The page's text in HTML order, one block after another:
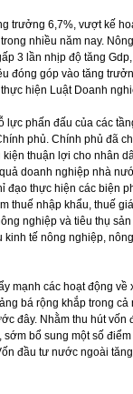
trưởng 6,7%, vượt kế
nhiều năm nay.
3 lần nhịp độ tăng
đóng góp vào tăng
hiện Luật Doanh
phấn đấu của các
phủ. Chính phủ đã
thuận lợi cho nhân
doanh nghiệp nhà
đạo thực hiện các biện
thuế nhập khẩu, thuế
nghiệp và tiêu thụ
tế nông nghiệp,
mạnh các hoạt động về
bá rộng khắp trong
đây. Nhằm thu hút vốn
bổ sung một số
đầu tư nước ngoài